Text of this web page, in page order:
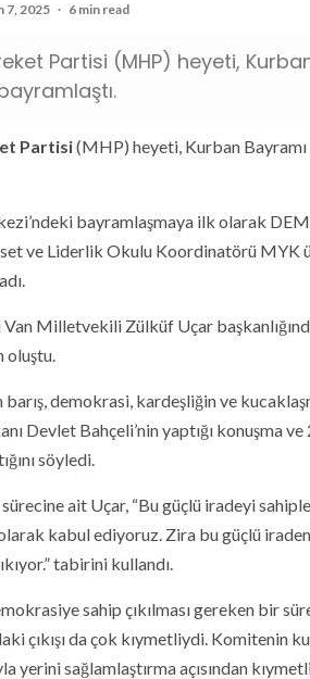
7, 2025 6 min read
Partisi (MHP) heyeti,
Partisi(MHP) heyeti, Kurban
bayramlaşmaya ilk olarak
ve Liderlik Okulu Koordinatörü MYK
Milletvekili Zülküf Uçar
oluştu.
barış, demokrasi, kardeşliğin ve
Devlet Bahçeli’nin yaptığı konuşma
söyledi.
ait Uçar, “Bu güçlü iradeyi
kabul ediyoruz. Zira bu güçlü
tabirini kullandı.
sahip çıkılması gereken bir
çıkışı da çok kıymetliydi. Komitenin
yerini sağlamlaştırma açısından